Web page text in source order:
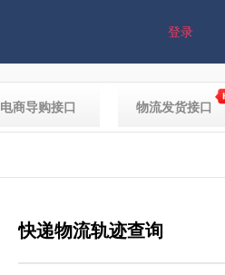
登录
电商导购接口 物流发货接口
快递物流轨迹查询